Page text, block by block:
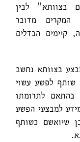
בצוותא" לבין
מדובר
קיימים הבדלים
בצוותא נחשב
שותף לפשע עשוי
בהתאם לתרומתו
למבצעי הפשע
שיואשם כשותף